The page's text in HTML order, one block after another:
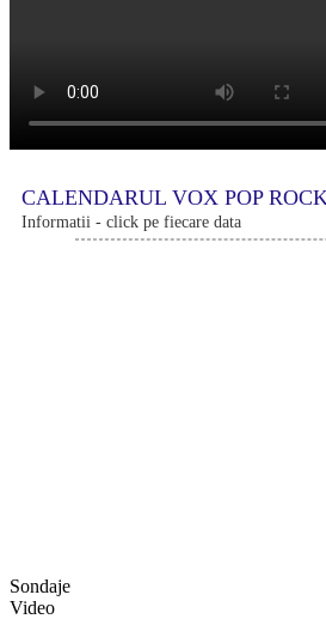
CALENDARUL VOX POP ROCK
Informatii - click pe fiecare data
Sondaje
Video